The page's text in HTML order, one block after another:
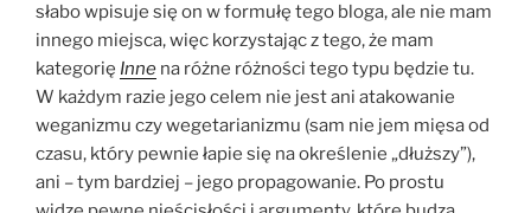
słabo wpisuje się on w formułę tego bloga, ale nie mam
innego miejsca, więc korzystając z tego, że mam
kategorię Inne na różne różności tego typu będzie tu.
W każdym razie jego celem nie jest ani atakowanie
weganizmu czy wegetarianizmu (sam nie jem mięsa od
czasu, który pewnie łapie się na określenie „dłuższy”),
ani – tym bardziej – jego propagowanie. Po prostu